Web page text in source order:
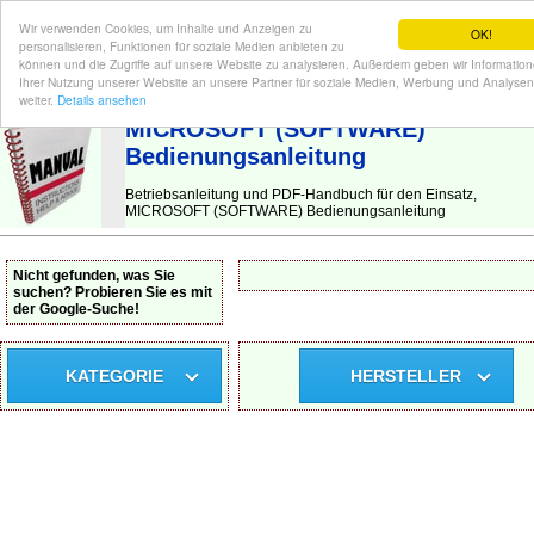
OK!
Wir verwenden Cookies, um Inhalte und Anzeigen zu
personalisieren, Funktionen für soziale Medien anbieten zu
können und die Zugriffe auf unsere Website zu analysieren. Außerdem geben wir
Ihrer Nutzung unserer Website an unsere Partner für soziale Medien, Werbung und Analysen
weiter. Details ansehen
BEDIENUNGSANLEITUNG | Hier finden Sie die deutsche Anleitung!
MICROSOFT (SOFTWARE)
Bedienungsanleitung
Betriebsanleitung und PDF-Handbuch für den Einsatz,
MICROSOFT (SOFTWARE) Bedienungsanleitung
Nicht gefunden, was Sie
suchen? Probieren Sie es mit
der Google-Suche!
KATEGORIE HERSTELLER